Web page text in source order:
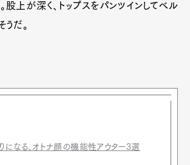
股上が深く、トップスをパンツインしてベル
うだ。
になる、オトナ顔の機能性アウター3選